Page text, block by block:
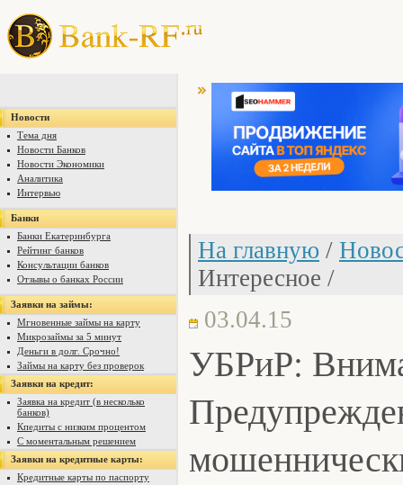
Новости
Тема дня
Новости Банков
Новости Экономики
Аналитика
Интервью
Банки
Банки Екатеринбурга
Рейтинг банков
Консультации банков
Отзывы о банках России
Заявки на займы:
Мгновенные займы на карту
Микрозаймы за 5 минут
Деньги в долг. Срочно!
Займы на карту без проверок
Заявки на кредит:
Заявка на кредит (в несколько
банков)
Кпедиты с низким процентом
С моментальным решением
Заявки на кредитные карты:
Кредитные карты по паспорту
На главную /
Интересное /
03.04.15
УБРиР: